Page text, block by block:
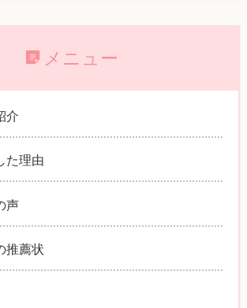
メニュー
介
た理由
声
推薦状